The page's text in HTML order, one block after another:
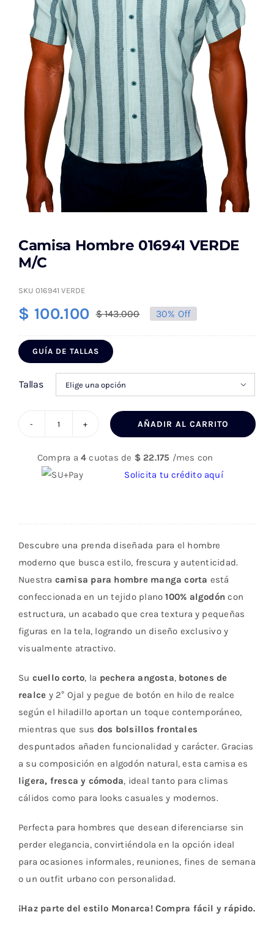
Camisa Hombre 016941 VERDE
M/C
SKU 016941 VERDE
$143.000
El
era:
$ 143.000.
$ 100.100
El
es:
$ 100.100.
30% Off
GUÍA DE TALLAS
Tallas 
016941
VERDE
AÑADIR AL CARRITO
Compra a4 cuotas de $22.175 /mes con
Solicita tu crédito aquí
Descubre una prenda diseñada para el hombre
moderno que busca estilo, frescura y autenticidad.
Nuestra camisa para hombre manga corta está
confeccionada en un tejido plano100% algodón con
estructura, un acabado que crea textura y pequeñas
figuras en la tela, logrando un diseño exclusivo y
visualmente atractivo.
Su cuello corto, la pechera angosta, botones de
realce y 2° Ojal y pegue de botón en hilo de realce
según el hiladillo aportan un toque contemporáneo,
mientras que sus dos bolsillos frontales
despuntados añaden funcionalidad y carácter. Gracias
a su composición en algodón natural, esta camisa es
ligera, fresca y cómoda, ideal tanto para climas
cálidos como para looks casuales y modernos.
Perfecta para hombres que desean diferenciarse sin
perder elegancia, convirtiéndola en la opción ideal
para ocasiones informales, reuniones, fines de semana
o un outfit urbano con personalidad.
¡Haz parte del estilo Monarca! Compra fácil y rápido.